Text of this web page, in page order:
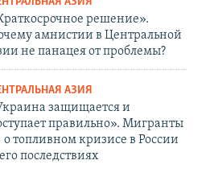
решение».
амнистии в Центральной
не панацея от проблемы?
АЗИЯ
защищается и
правильно». Мигранты
топливном кризисе в России
последствиях